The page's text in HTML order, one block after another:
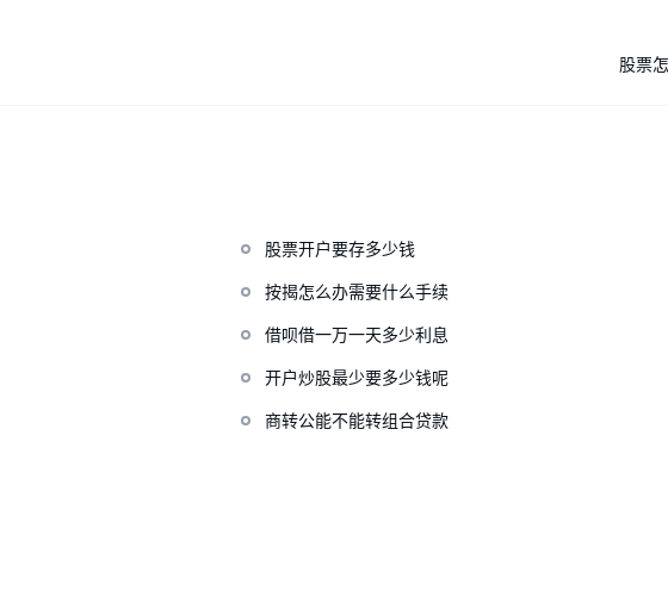
股票
股票开户要存多少钱
按揭怎么办需要什么手续
借呗借一万一天多少利息
开户炒股最少要多少钱呢
商转公能不能转组合贷款